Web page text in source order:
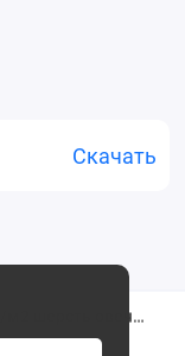
Одеяло 200х220 евро из полиэстера 150 г/м2 шерсть овечья Столица текстиля
Скачать